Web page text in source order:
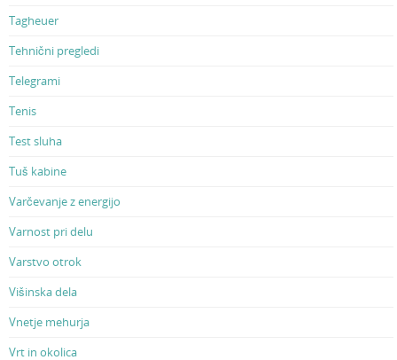
Tagheuer
Tehnični pregledi
Telegrami
Tenis
Test sluha
Tuš kabine
Varčevanje z energijo
Varnost pri delu
Varstvo otrok
Višinska dela
Vnetje mehurja
Vrt in okolica